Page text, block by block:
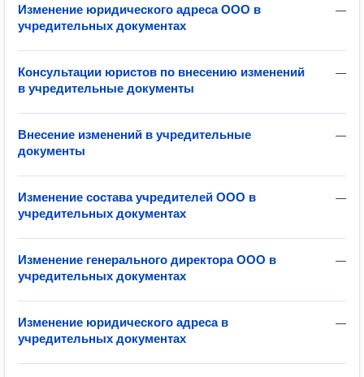
—
Изменение юридического адреса ООО в
учредительных документах
—
Консультации юристов по внесению изменений
в учредительные документы
—
Внесение изменений в учредительные
документы
—
Изменение состава учредителей ООО в
учредительных документах
—
Изменение генерального директора ООО в
учредительных документах
—
Изменение юридического адреса в
учредительных документах